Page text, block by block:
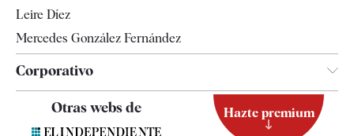
Leire Díez
Mercedes González Fernández
Corporativo
Contacto
Otras webs de Hazte premium